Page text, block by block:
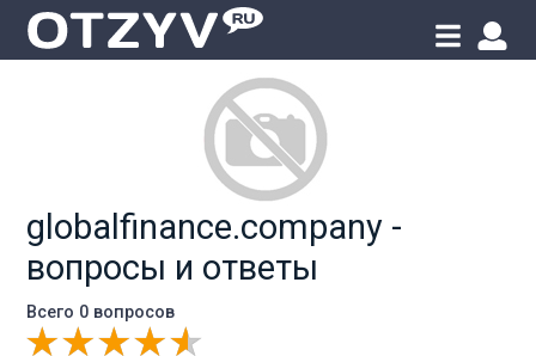
globalfinance.company -
вопросы и ответы
Всего 0 вопросов